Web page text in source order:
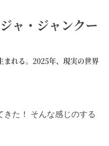
ャ・ジャンクー
まれる。2025年、現実の世界
きた！ そんな感じのする